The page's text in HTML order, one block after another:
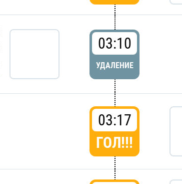
03:10
УДАЛЕНИЕ
03:17
ГОЛ!!!